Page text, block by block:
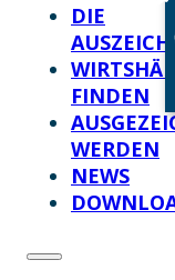
DIE
FINDEN
WERDEN
NEWS